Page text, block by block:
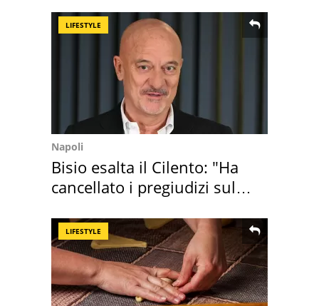
LIFESTYLE
Napoli
Bisio esalta il Cilento: "Ha
cancellato i pregiudizi sul
LIFESTYLE